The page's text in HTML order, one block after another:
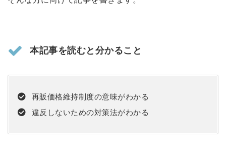
本記事を読むと分かること
再販価格維持制度の意味がわかる
違反しないための対策法がわかる